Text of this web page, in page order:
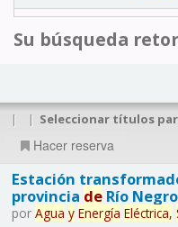
Su búsqueda
| | Seleccionar títulos
Hacer reserva
Estación
provincia deRío Negro
por Agua y Energía Eléctrica,